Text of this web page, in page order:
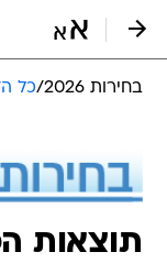
בחירות 2026 /כל
תוצאות